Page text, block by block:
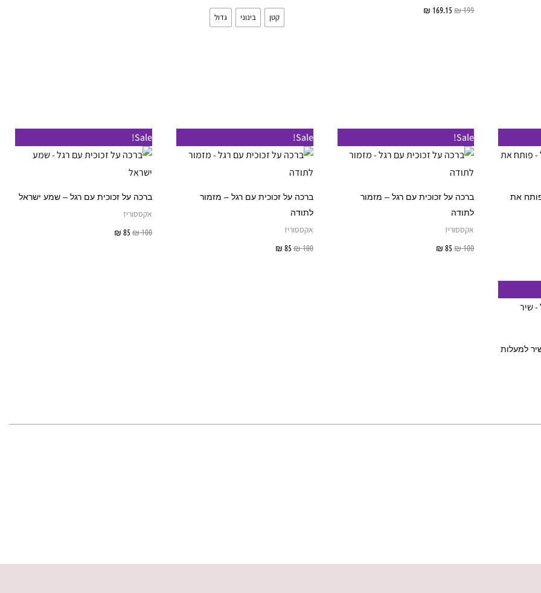
₪199
₪ 169.15
קטן בינוני גדול
את
Sale!
ברכה על זכוכית עם רגל – מזמור
לתודה
אקססוריז
₪100
₪ 85
Sale!
ברכה על זכוכית עם רגל – מזמור
לתודה
אקססוריז
₪100
₪ 85
Sale!
ברכה על זכוכית עם רגל – שמע ישראל
אקססוריז
₪100
₪ 85
למעלות